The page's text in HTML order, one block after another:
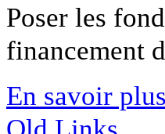
Poser les
financement
En savoir plus